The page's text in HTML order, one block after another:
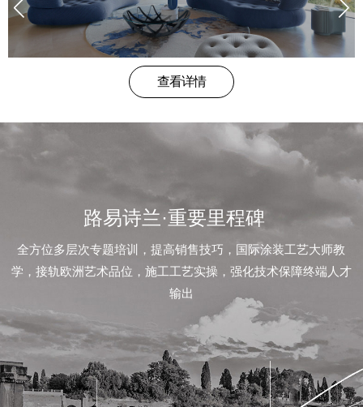
资
讯
查看详情
路易诗兰·重要里程碑
全方位多层次专题培训，提高销售技巧，国际涂装工艺大师教
学，接轨欧洲艺术品位，施工工艺实操，强化技术保障终端人才
输出